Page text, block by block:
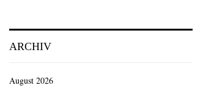
ARCHIV
August 2026